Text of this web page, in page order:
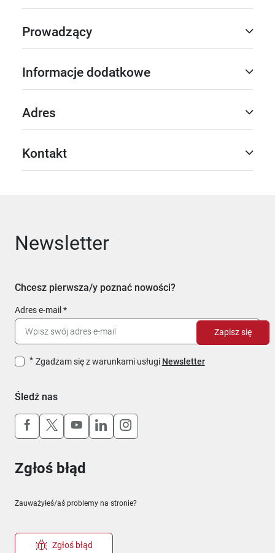
Prowadzący
Informacje dodatkowe
Adres
Kontakt
Newsletter
Chcesz pierwsza/y poznać nowości?
Adres e-mail
Zgadzam się z warunkami usługi Newsletter
Zapisz się
Śledź nas
Uwaga, link otworzy się w nowym oknie
Uwaga, link otworzy się w nowym oknie
Uwaga, link otworzy się w nowym
Uwaga, link otworzy się w
Uwaga, link otworzy się w
Zgłoś błąd
Zauważyłeś/aś problemy na stronie?
Zgłoś błąd